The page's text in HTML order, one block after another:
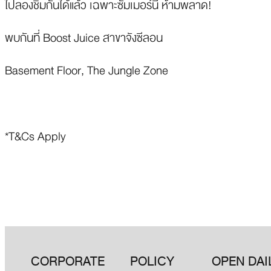
ไปลองชิมกันได้แล้ว เฉพาะซัมเมอร์นี้ ห้ามพลาด!
พบกันที่ Boost Juice สาขาจังซีลอน
Basement Floor, The Jungle Zone
*T&Cs Apply
CORPORATE POLICY OPEN